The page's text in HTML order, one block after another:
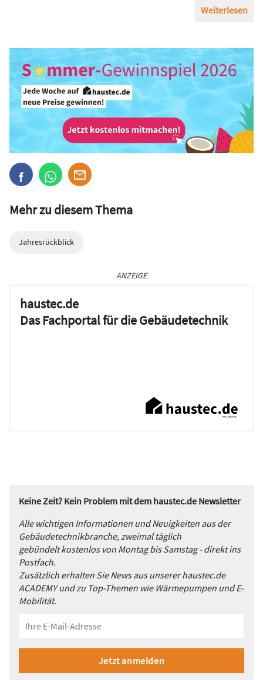
Weiterlesen
Mehr zu diesem Thema
Jahresrückblick
ANZEIGE
haustec.de
Das Fachportal für die Gebäudetechnik
Keine Zeit? Kein Problem mit dem haustec.de Newsletter
Alle wichtigen Informationen und Neuigkeiten aus der
Gebäudetechnikbranche, zweimal täglich
gebündelt kostenlos von Montag bis Samstag - direkt ins
Postfach.
Zusätzlich erhalten Sie News aus unserer haustec.de
ACADEMY und zu Top-Themen wie Wärmepumpen und E-
Mobilität.